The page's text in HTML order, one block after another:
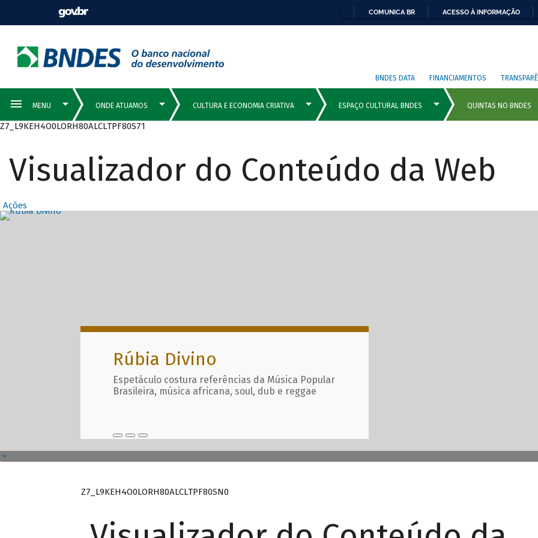
COMUNICA BR ACESSO À INFORMAÇÃO
BNDES DATA FINANCIAMENTOS
Z7_L9KEH4O0LORH80ALCLTPF80S71
Visualizador do Conteúdo da Web
Ações
Destaques Principais com
Rúbia Divino
Espetáculo costura referências da Música Popular
Brasileira, música africana, soul, dub e reggae
Z7_L9KEH4O0LORH80ALCLTPF80SN0